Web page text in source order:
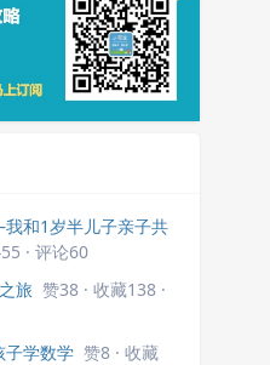
和1岁半儿子亲子共
· 评论60
旅 赞38 · 收藏138 ·
子学数学 赞8 · 收藏